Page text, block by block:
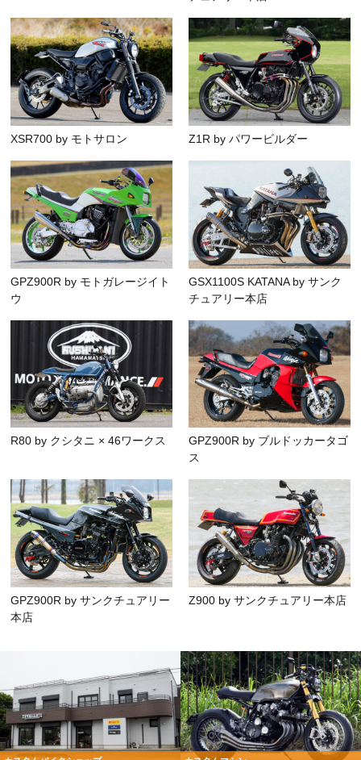
XSR700 by モトサロン Z1R by パワービルダー
GPZ900R by モトガレージイト
ウ
GSX1100S KATANA by サンク
チュアリー本店
R80 by クシタニ × 46ワークス
GPZ900R by ブルドッカータゴ
ス
GPZ900R by サンクチュアリー
本店
Z900 by サンクチュアリー本店